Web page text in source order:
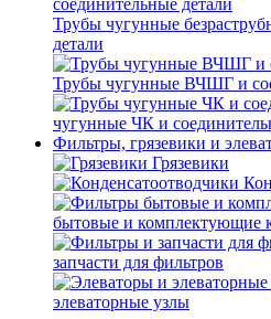
Трубы чугунные
детали
Трубы чугунные ВЧШГ и
чугунные ЧК и
Фильтры, грязевики и
Грязевики
бытовые и комплектующие
запчасти для фильтров
элеваторные узлы